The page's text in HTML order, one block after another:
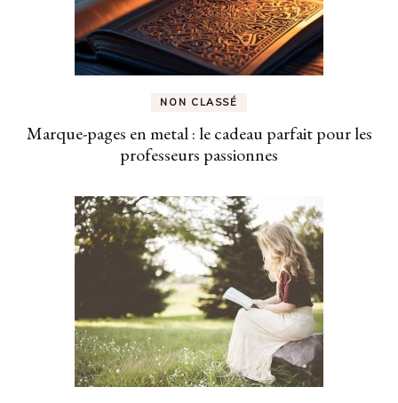
NON CLASSÉ
Marque-pages en metal : le cadeau parfait pour les
professeurs passionnes